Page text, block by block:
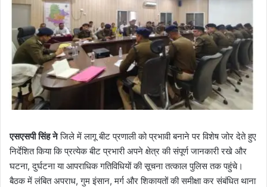
एसएसपी सिंह नेजिले में लागू बीट प्रणाली को प्रभावी बनाने पर विशेष जोर देते हुए
निर्देशित किया कि प्रत्येक बीट प्रभारी अपने क्षेत्र की संपूर्ण जानकारी रखे और
घटना, दुर्घटना या आपराधिक गतिविधियों की सूचना तत्काल पुलिस तक पहुंचे।
बैठक में लंबित अपराध, गुम इंसान, मर्ग और शिकायतों की समीक्षा कर संबंधित थाना